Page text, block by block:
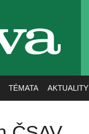
TÉMATA AKTUALITY